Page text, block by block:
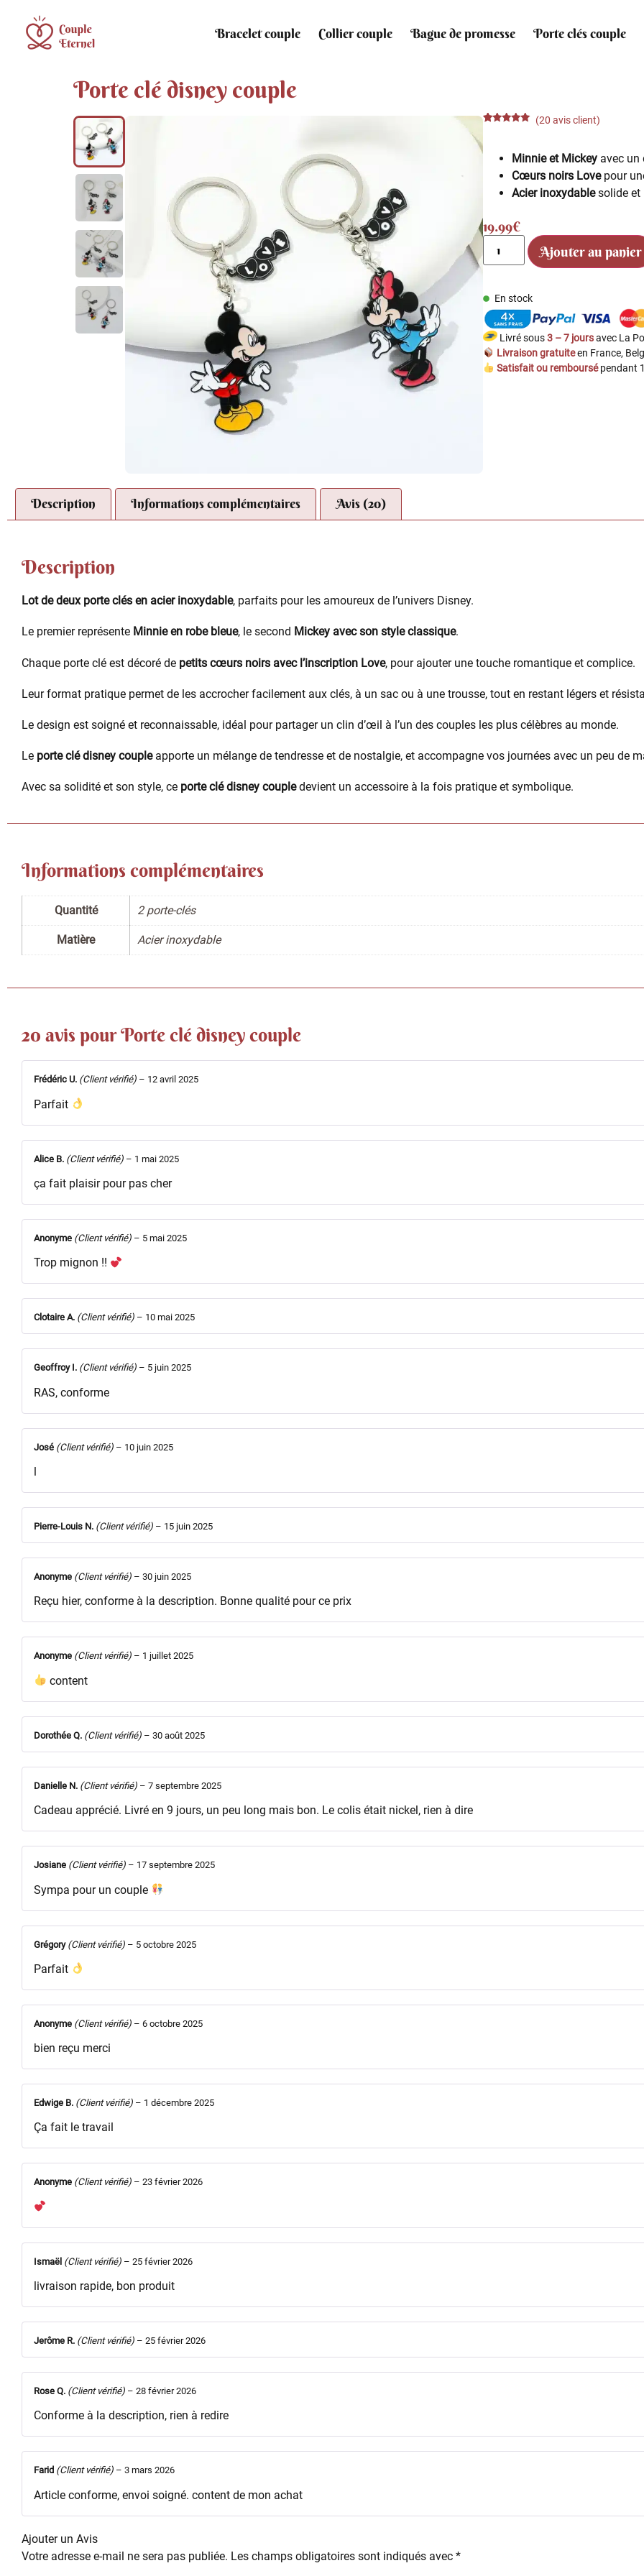
Bracelet couple Collier couple Bague de promesse Porte clés couple
Porte clé disney couple
notations
(20 avis client)
Minnie et Mickey avec un
Cœurs noirs Lovepour
Acier inoxydablesolide et
19.99€
Ajouter au panier
En stock
Livré sous3 – 7 joursavec La
Livraison gratuiteen France,
Satisfait ou remboursépendant
Description Informations complémentaires Avis (20)
Description
Lot de deux porte clés en acier inoxydable, parfaits pour les amoureux de l’univers Disney.
Le premier représente Minnie en robe bleue, le second Mickey avec son style classique.
Chaque porte clé est décoré de petits cœurs noirs avec l’inscription Love, pour ajouter une touche romantique et complice.
Leur format pratique permet de les accrocher facilement aux clés, à un sac ou à une trousse, tout en restant légers et
Le design est soigné et reconnaissable, idéal pour partager un clin d’œil à l’un des couples les plus célèbres au monde.
Le porte clé disney coupleapporte un mélange de tendresse et de nostalgie, et accompagne vos journées avec un peu de
Avec sa solidité et son style, ce porte clé disney coupledevient un accessoire à la fois pratique et symbolique.
Informations complémentaires
Quantité 2 porte-clés
Matière Acier inoxydable
20 avis pourPorte clé disney couple
Frédéric U. (Client vérifié) – 12 avril 2025
Parfait
Alice B. (Client vérifié) – 1 mai 2025
ça fait plaisir pour pas cher
Anonyme (Client vérifié) – 5 mai 2025
Trop mignon !!
Clotaire A. (Client vérifié) – 10 mai 2025
Geoffroy I. (Client vérifié) – 5 juin 2025
RAS, conforme
José (Client vérifié) – 10 juin 2025
l
Pierre-Louis N. (Client vérifié) – 15 juin 2025
Anonyme (Client vérifié) – 30 juin 2025
Reçu hier, conforme à la description. Bonne qualité pour ce prix
Anonyme (Client vérifié) – 1 juillet 2025
content
Dorothée Q. (Client vérifié) – 30 août 2025
Danielle N. (Client vérifié) – 7 septembre 2025
Cadeau apprécié. Livré en 9 jours, un peu long mais bon. Le colis était nickel, rien à dire
Josiane (Client vérifié) – 17 septembre 2025
Sympa pour un couple
Grégory (Client vérifié) – 5 octobre 2025
Parfait
Anonyme (Client vérifié) – 6 octobre 2025
bien reçu merci
Edwige B. (Client vérifié) – 1 décembre 2025
Ça fait le travail
Anonyme (Client vérifié) – 23 février 2026
Ismaël (Client vérifié) – 25 février 2026
livraison rapide, bon produit
Jerôme R. (Client vérifié) – 25 février 2026
Rose Q. (Client vérifié) – 28 février 2026
Conforme à la description, rien à redire
Farid (Client vérifié) – 3 mars 2026
Article conforme, envoi soigné. content de mon achat
Ajouter un Avis
Votre adresse e-mail ne sera pas publiée. Les champs obligatoires sont indiqués avec *